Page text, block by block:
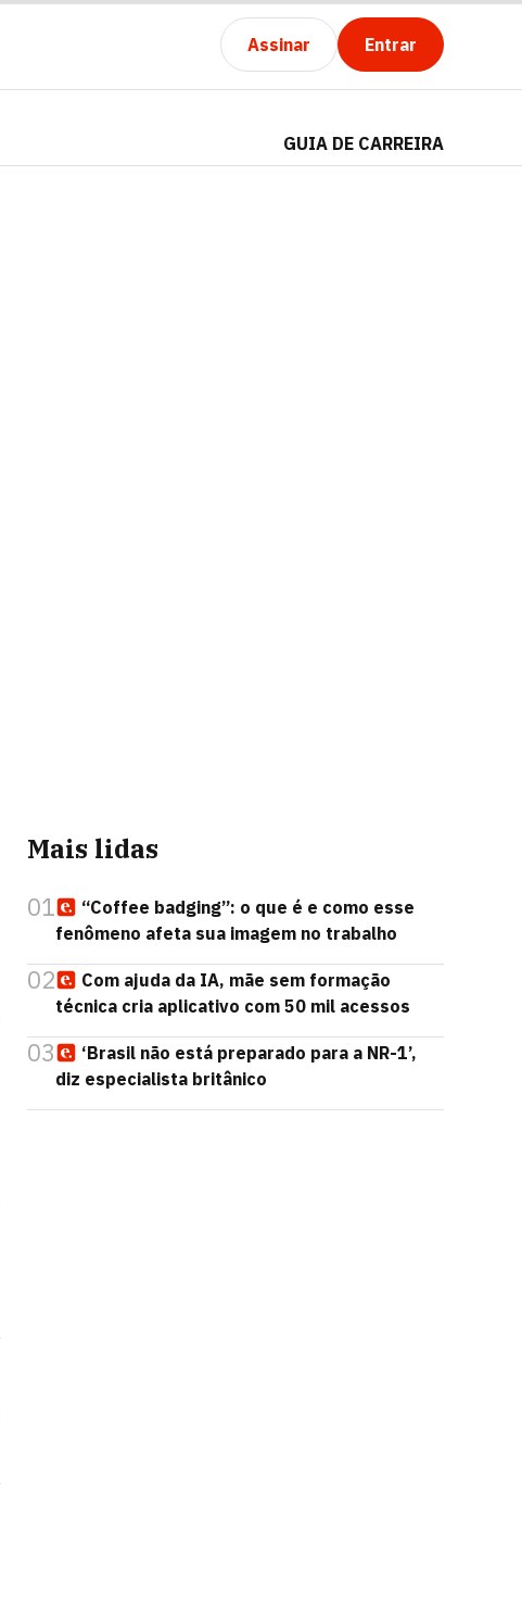
Assinar Entrar
GUIA DE CARREIRA
Mais lidas
01
“Coffee badging”: o que é e como esse
fenômeno afeta sua imagem no trabalho
02
Com ajuda da IA, mãe sem formação
técnica cria aplicativo com 50 mil acessos
03
‘Brasil não está preparado para a NR-1’,
diz especialista britânico